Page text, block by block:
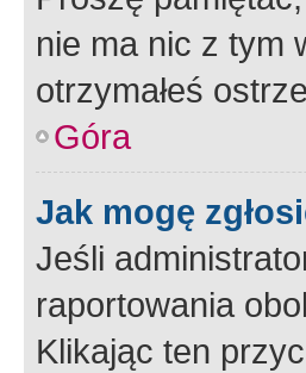
nie ma nic z tym
otrzymałeś
Góra
Jak mogę
Jeśli
raportowania
Klikając ten